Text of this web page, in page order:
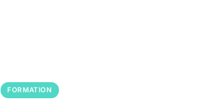
FORMATION